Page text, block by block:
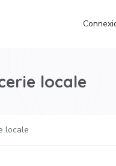
locale
locale